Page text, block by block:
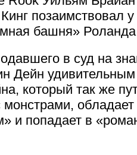
позаимствовал у
башня»
в суд на
Дейн
который так же
обладает
и попадает в